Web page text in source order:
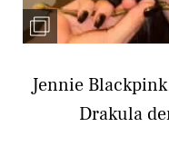
Jennie
Drakula